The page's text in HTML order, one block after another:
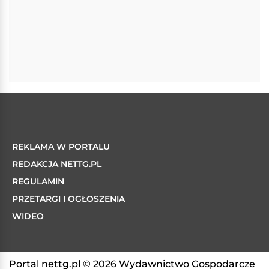
REKLAMA W PORTALU
REDAKCJA NETTG.PL
REGULAMIN
PRZETARGI I OGŁOSZENIA
WIDEO
Portal nettg.pl © 2026 Wydawnictwo Gospodarcze